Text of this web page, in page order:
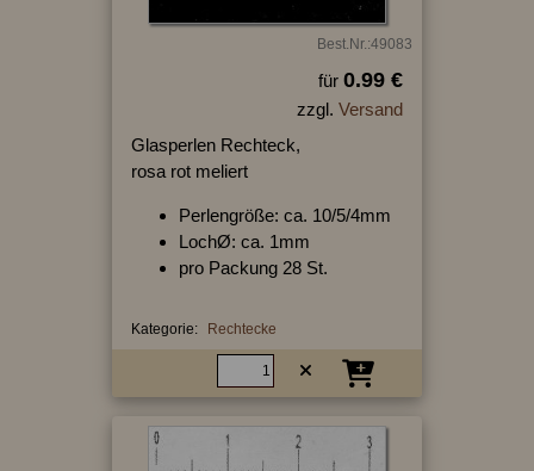
Best.Nr.:49083
für 0.99 €
zzgl. Versand
Glasperlen Rechteck,
rosa rot meliert
Perlengröße: ca. 10/5/4mm
LochØ: ca. 1mm
pro Packung 28 St.
Kategorie: Rechtecke